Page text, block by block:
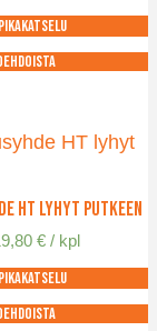
-
6,20 €
Pikakatselu
HT lyhyt putkeen
€Hintaluokka:
-
/ kpl
Pikakatselu